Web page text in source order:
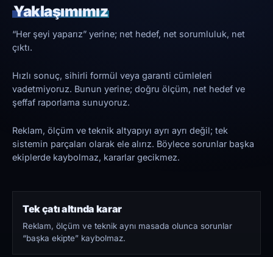
Yaklaşımımız
“Her şeyi yaparız” yerine; net hedef, net sorumluluk, net
çıktı.
Hızlı sonuç, sihirli formül veya garanti cümleleri
vadetmiyoruz. Bunun yerine; doğru ölçüm, net hedef ve
şeffaf raporlama sunuyoruz.
Reklam, ölçüm ve teknik altyapıyı ayrı ayrı değil; tek
sistemin parçaları olarak ele alırız. Böylece sorunlar başka
ekiplerde kaybolmaz, kararlar gecikmez.
Tek çatı altında karar
Reklam, ölçüm ve teknik aynı masada olunca sorunlar
“başka ekipte” kaybolmaz.